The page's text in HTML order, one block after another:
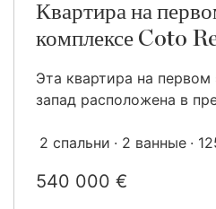
Квартира на
комплексе Coto
Эта квартира на
запад расположена в
2 спальни 2 ванные
540 000 €